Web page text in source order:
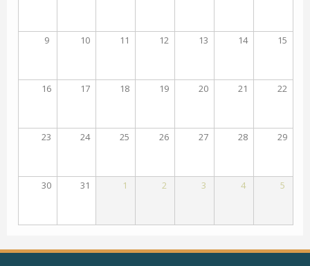
9 10 11 12 13 14 15
16 17 18 19 20 21 22
23 24 25 26 27 28 29
30 31 1 2 3 4 5